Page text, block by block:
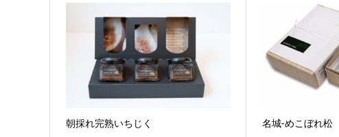
朝採れ完熟いちじく 名城-めこぼれ松